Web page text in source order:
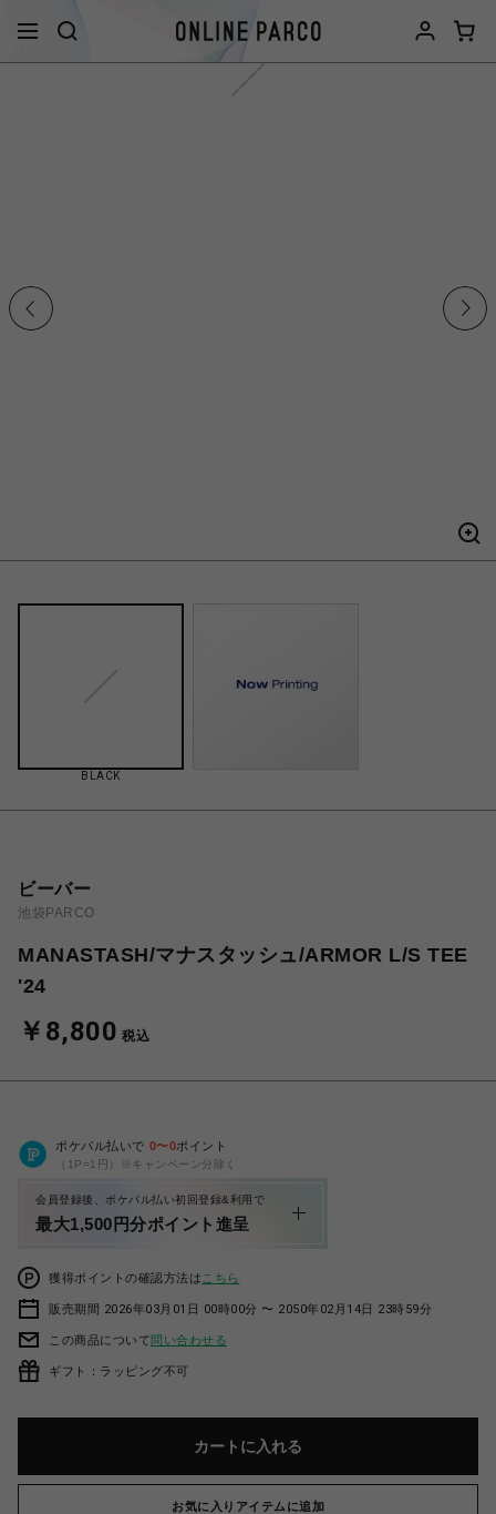
BLACK
ビーバー
池袋PARCO
MANASTASH/マナスタッシュ/ARMOR L/S TEE
'24
￥8,800 税込
ポケパル払いで 0〜0ポイント
（1P=1円）※キャンペーン分除く
会員登録後、ポケパル払い初回登録&利用で
最大1,500円分ポイント進呈
獲得ポイントの確認方法は こちら
販売期間 2026年03月01日 00時00分 〜 2050年02月14日 23時59分
この商品について問い合わせる
ギフト：ラッピング不可
カートに入れる
お気に入りアイテムに追加